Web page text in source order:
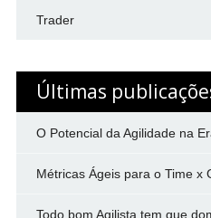
Trader
Últimas
O Potencial da Agilidade na
Métricas Ágeis para o Time x
Todo bom Agilista tem que